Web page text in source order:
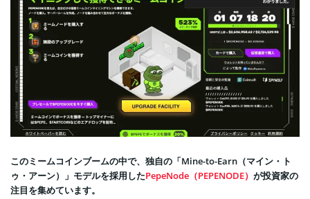
このミームコインブームの中で、独自の「Mine-to-Earn（マイン・ト
ゥ・アーン）」モデルを採用したPepeNode（PEPENODE） が投資家の
注目を集めています。